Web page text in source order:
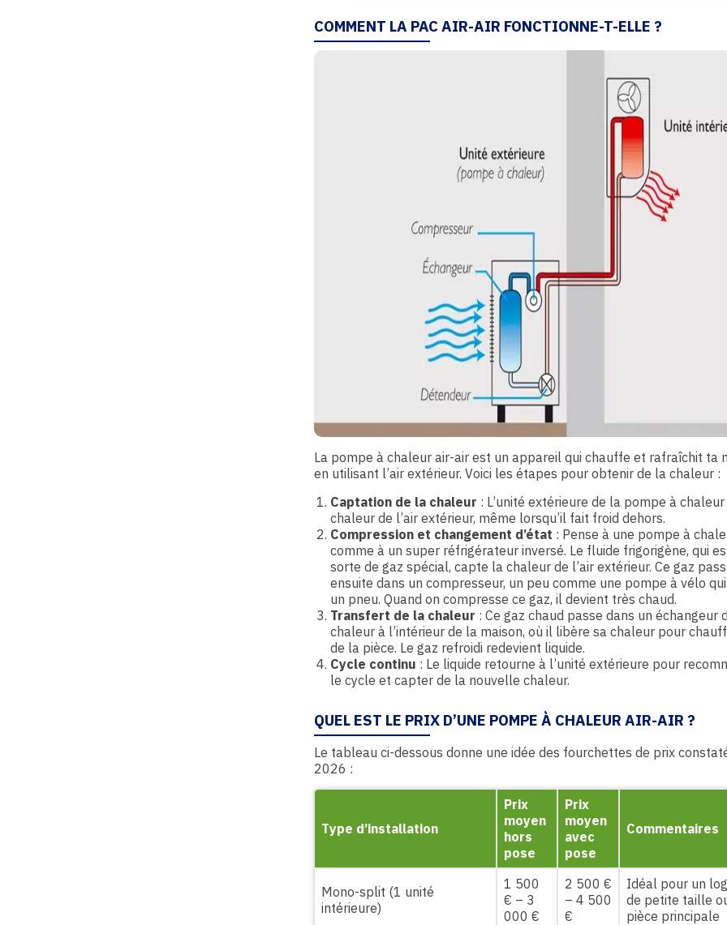
COMMENT LA PAC AIR-AIR FONCTIONNE-T-ELLE ?
La pompe à chaleur air-air est un appareil qui chauffe et rafraîchit ta
en utilisant l’air extérieur. Voici les étapes pour obtenir de la chaleur :
Captation de la chaleur : L’unité extérieure de la pompe à
chaleur de l’air extérieur, même lorsqu’il fait froid dehors.
Compression et changement d’état : Pense à une pompe à
comme à un super réfrigérateur inversé. Le fluide frigorigène, qui
sorte de gaz spécial, capte la chaleur de l’air extérieur. Ce gaz
ensuite dans un compresseur, un peu comme une pompe à vélo
un pneu. Quand on compresse ce gaz, il devient très chaud.
Transfert de la chaleur : Ce gaz chaud passe dans un échangeur
chaleur à l’intérieur de la maison, où il libère sa chaleur pour
de la pièce. Le gaz refroidi redevient liquide.
Cycle continu : Le liquide retourne à l’unité extérieure pour
le cycle et capter de la nouvelle chaleur.
QUEL EST LE PRIX D’UNE POMPE À CHALEUR AIR-AIR ?
Le tableau ci-dessous donne une idée des fourchettes de prix
2026 :
Type d’installation
Prix
moyen
hors
pose
Prix
moyen
avec
pose
Commentaires
Mono-split (1 unité
intérieure)
1 500
€ – 3
000 €
2 500 €
– 4 500
€
Idéal pour un
de petite taille
pièce principale